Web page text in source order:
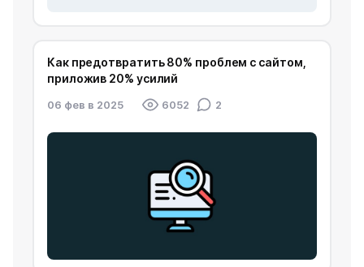
Как предотвратить 80% проблем с сайтом,
приложив 20% усилий
06 фев в 2025 6052 2